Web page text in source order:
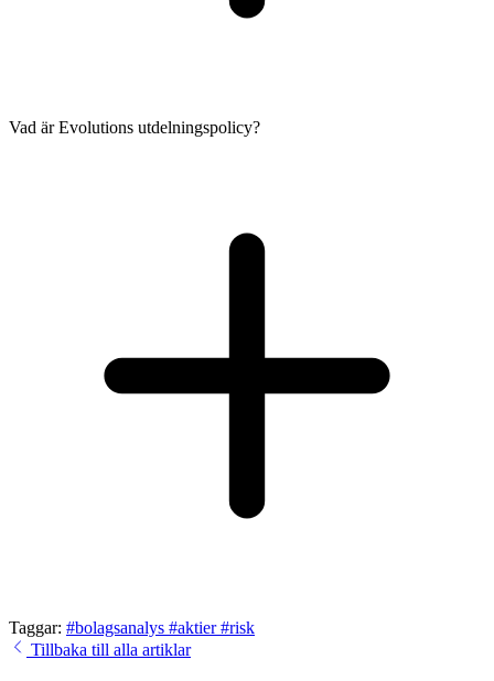
Vad är Evolutions utdelningspolicy?
Taggar: #bolagsanalys #aktier#risk
Tillbaka till alla artiklar